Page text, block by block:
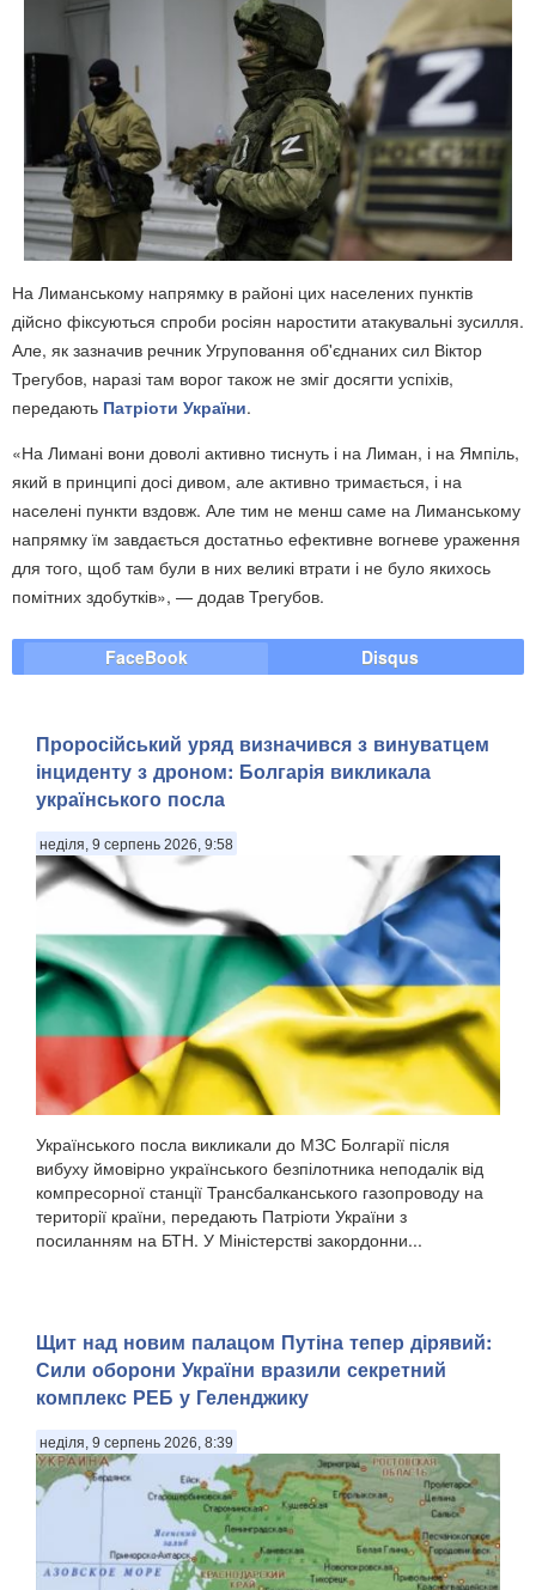
На Лиманському напрямку в районі цих населених пунктів
дійсно фіксуються спроби росіян наростити атакувальні зусилля.
Але, як зазначив речник Угруповання об'єднаних сил Віктор
Трегубов, наразі там ворог також не зміг досягти успіхів,
передають Патріоти України.
«На Лимані вони доволі активно тиснуть і на Лиман, і на Ямпіль,
який в принципі досі дивом, але активно тримається, і на
населені пункти вздовж. Але тим не менш саме на Лиманському
напрямку їм завдається достатньо ефективне вогневе ураження
для того, щоб там були в них великі втрати і не було якихось
помітних здобутків», — додав Трегубов.
FaceBook Disqus
Проросійський уряд визначився з винуватцем
інциденту з дроном: Болгарія викликала
українського посла
неділя, 9 серпень 2026, 9:58
Українського посла викликали до МЗС Болгарії після
вибуху ймовірно українського безпілотника неподалік від
компресорної станції Трансбалканського газопроводу на
території країни, передають Патріоти України з
посиланням на БТН. У Міністерстві закордонни...
Щит над новим палацом Путіна тепер дірявий:
Сили оборони України вразили секретний
комплекс РЕБ у Геленджику
неділя, 9 серпень 2026, 8:39